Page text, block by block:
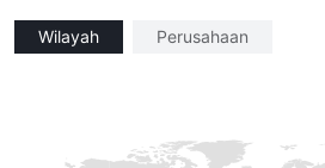
Wilayah Perusahaan